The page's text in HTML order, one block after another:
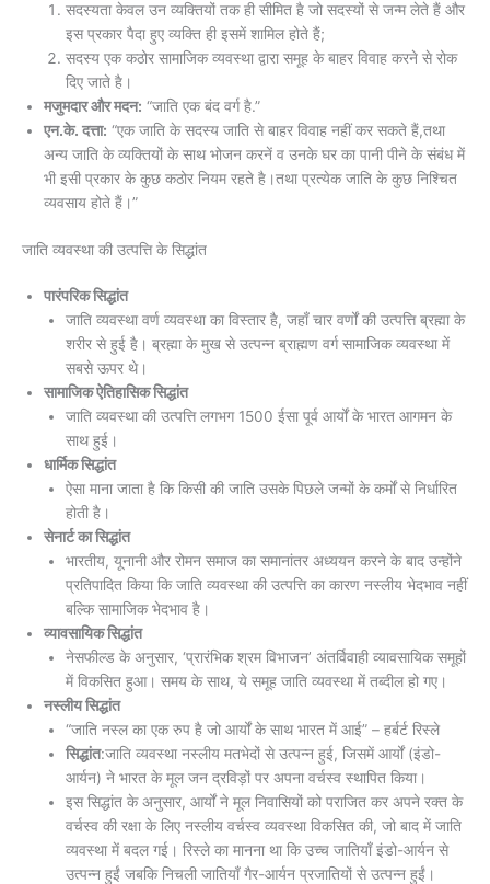
सदस्यता केवल उन व्यक्तियों तक ही सीमित है जो सदस्यों से जन्म लेते हैं और
इस प्रकार पैदा हुए व्यक्ति ही इसमें शामिल होते हैं;
सदस्य एक कठोर सामाजिक व्यवस्था द्वारा समूह के बाहर विवाह करने से रोक
दिए जाते है।
मजुमदार और मदन: “जाति एक बंद वर्ग है.”
एन.के. दत्ता: “एक जाति के सदस्य जाति से बाहर विवाह नहीं कर सकते हैं,तथा
अन्य जाति के व्यक्तियों के साथ भोजन करनें व उनके घर का पानी पीने के संबंध में
भी इसी प्रकार के कुछ कठोर नियम रहते है।तथा प्रत्येक जाति के कुछ निश्चित
व्यवसाय होते हैं।”
जाति व्यवस्था की उत्पत्ति के सिद्धांत
पारंपरिक सिद्धांत
जाति व्यवस्था वर्ण व्यवस्था का विस्तार है, जहाँ चार वर्णों की उत्पत्ति ब्रह्मा के
शरीर से हुई है। ब्रह्मा के मुख से उत्पन्न ब्राह्मण वर्ग सामाजिक व्यवस्था में
सबसे ऊपर थे।
सामाजिक ऐतिहासिक सिद्धांत
जाति व्यवस्था की उत्पत्ति लगभग 1500 ईसा पूर्व आर्यों के भारत आगमन के
साथ हुई।
धार्मिक सिद्धांत
ऐसा माना जाता है कि किसी की जाति उसके पिछले जन्मों के कर्मों से निर्धारित
होती है।
सेनार्ट का सिद्धांत
भारतीय, यूनानी और रोमन समाज का समानांतर अध्ययन करने के बाद उन्होंने
प्रतिपादित किया कि जाति व्यवस्था की उत्पत्ति का कारण नस्लीय भेदभाव नहीं
बल्कि सामाजिक भेदभाव है।
व्यावसायिक सिद्धांत
नेसफील्ड के अनुसार, ‘प्रारंभिक श्रम विभाजन’ अंतर्विवाही व्यावसायिक समूहों
में विकसित हुआ। समय के साथ, ये समूह जाति व्यवस्था में तब्दील हो गए।
नस्लीय सिद्धांत
“जाति नस्ल का एक रुप है जो आर्यों के साथ भारत में आई” – हर्बर्ट रिस्ले
सिद्धांत:जाति व्यवस्था नस्लीय मतभेदों से उत्पन्न हुई, जिसमें आर्यों (इंडो-
आर्यन) ने भारत के मूल जन द्रविड़ों पर अपना वर्चस्व स्थापित किया।
इस सिद्धांत के अनुसार, आर्यों ने मूल निवासियों को पराजित कर अपने रक्त के
वर्चस्व की रक्षा के लिए नस्लीय वर्चस्व व्यवस्था विकसित की, जो बाद में जाति
व्यवस्था में बदल गई। रिस्ले का मानना ​​था कि उच्च जातियाँ इंडो-आर्यन से
उत्पन्न हुईं जबकि निचली जातियाँ गैर-आर्यन प्रजातियों से उत्पन्न हुईं।